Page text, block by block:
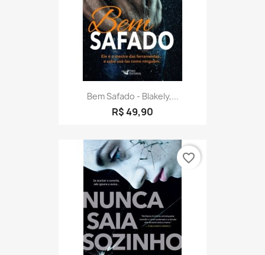
Bem Safado - Blakely,...
R$ 49,90
favorite_border